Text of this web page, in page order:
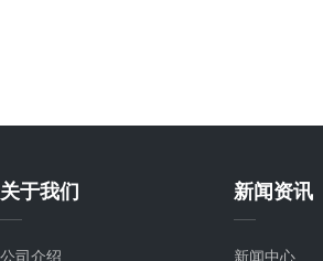
关于我们
公司介绍
新闻资讯
新闻中心